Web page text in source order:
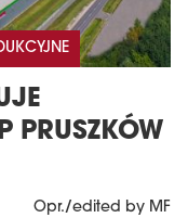
PRUSZKÓW
Opr./edited by MF